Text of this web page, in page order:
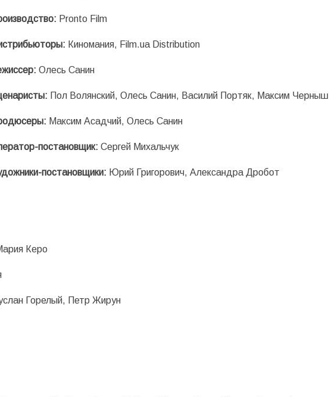
Pronto Film
Киномания, Film.ua Distribution
Олесь Санин
Пол Волянский, Олесь Санин, Василий Портяк, Максим Черныш
Максим Асадчий, Олесь Санин
постановщик: Сергей Михальчук
постановщики: Юрий Григорович, Александра Дробот
Керо
Горелый, Петр Жирун